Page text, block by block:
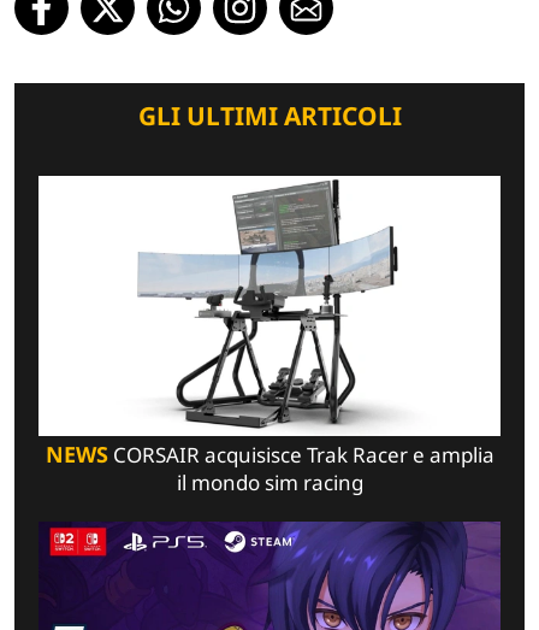
GLI ULTIMI ARTICOLI
NEWSCORSAIR acquisisce Trak Racer e amplia
il mondo sim racing